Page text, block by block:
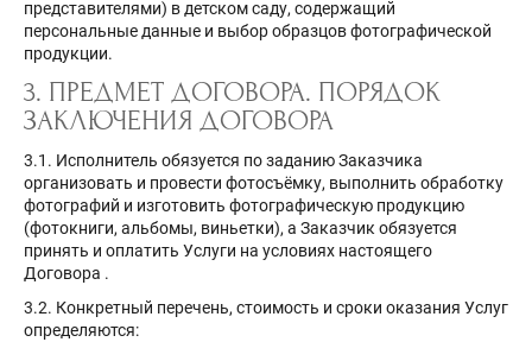
представителями) в детском саду, содержащий
персональные данные и выбор образцов фотографической
продукции.
3. ПРЕДМЕТ ДОГОВОРА. ПОРЯДОК
ЗАКЛЮЧЕНИЯ ДОГОВОРА
3.1. Исполнитель обязуется по заданию Заказчика
организовать и провести фотосъёмку, выполнить обработку
фотографий и изготовить фотографическую продукцию
(фотокниги, альбомы, виньетки), а Заказчик обязуется
принять и оплатить Услуги на условиях настоящего
Договора .
3.2. Конкретный перечень, стоимость и сроки оказания Услуг
определяются: